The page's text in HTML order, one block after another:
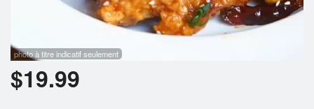
photo à titre indicatif seulement
$19.99